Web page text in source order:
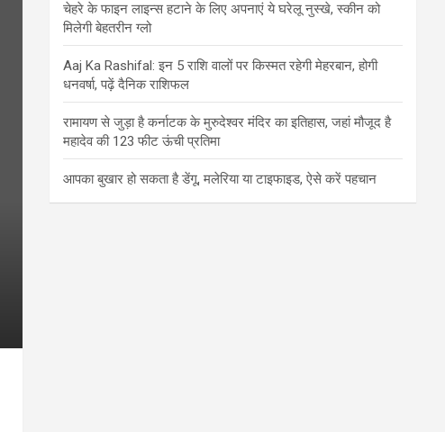
चेहरे के फाइन लाइन्स हटाने के लिए अपनाएं ये घरेलू नुस्खे, स्कीन को
मिलेगी बेहतरीन ग्लो
Aaj Ka Rashifal: इन 5 राशि वालों पर किस्मत रहेगी मेहरबान, होगी
धनवर्षा, पढ़ें दैनिक राशिफल
रामायण से जुड़ा है कर्नाटक के मुरुदेश्वर मंदिर का इतिहास, जहां मौजूद है
महादेव की 123 फीट ऊंची प्रतिमा
आपका बुखार हो सकता है डेंगू, मलेरिया या टाइफाइड, ऐसे करें पहचान